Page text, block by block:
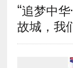
“追梦中
故城，我